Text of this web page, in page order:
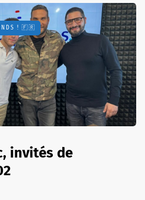
! 🇫🇷
invités de